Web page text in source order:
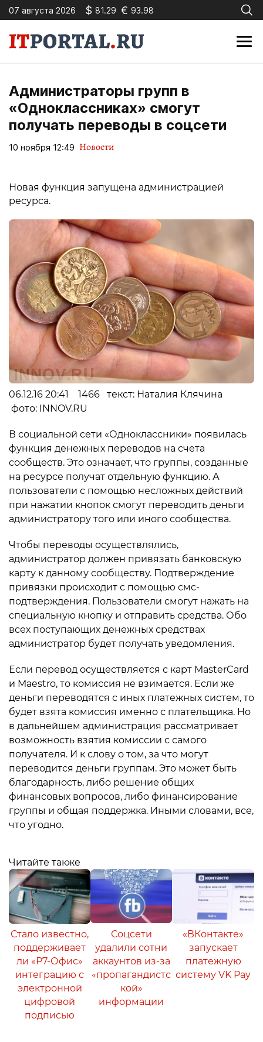
07 августа 2026 $ 81.29 € 93.98
Администраторы групп в
«Одноклассниках» смогут
получать переводы в соцсети
10 ноября 12:49 Новости
Новая функция запущена администрацией
ресурса.
06.12.16 20:41 1466 текст: Наталия Клячина
фото: INNOV.RU
В социальной сети «Одноклассники» появилась
функция денежных переводов на счета
сообществ. Это означает, что группы, созданные
на ресурсе получат отдельную функцию. А
пользователи с помощью несложных действий
при нажатии кнопок смогут переводить деньги
администратору того или иного сообщества.
Чтобы переводы осуществлялись,
администратор должен привязать банковскую
карту к данному сообществу. Подтверждение
привязки происходит с помощью смс-
подтверждения. Пользователи смогут нажать на
специальную кнопку и отправить средства. Обо
всех поступающих денежных средствах
администратор будет получать уведомления.
Если перевод осуществляется с карт MasterCard
и Maestro, то комиссия не взимается. Если же
деньги переводятся с иных платежных систем, то
будет взята комиссия именно с плательщика. Но
в дальнейшем администрация рассматривает
возможность взятия комиссии с самого
получателя. И к слову о том, за что могут
переводится деньги группам. Это может быть
благодарность, либо решение общих
финансовых вопросов, либо финансирование
группы и общая поддержка. Иными словами, все,
что угодно.
Читайте также
Стало известно,
поддерживает
ли «Р7-Офис»
интеграцию с
электронной
цифровой
подписью
Соцсети
удалили сотни
аккаунтов из-за
«пропагандистс
кой»
информации
«ВКонтакте»
запускает
платежную
систему VK Pay